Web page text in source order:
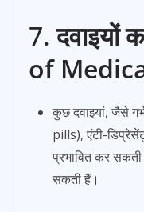
7.दवाइयों
of
कुछ दवाइयां, जैसे
pills), एंटी-
प्रभावित कर
सकती हैं।